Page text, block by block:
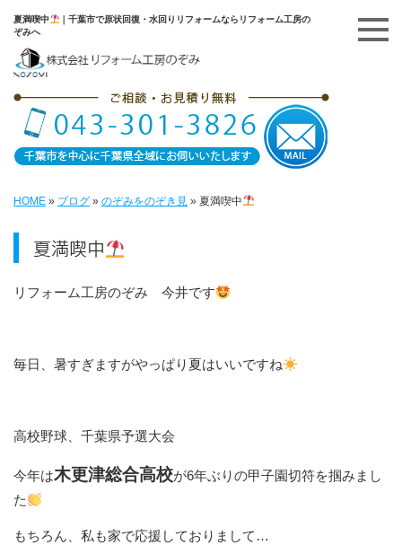
夏満喫中
｜千葉市で原状回復・水回りリフォームならリフォーム工房の
ぞみへ
HOME » ブログ » のぞみをのぞき見 » 夏満喫中
夏満喫中
リフォーム工房のぞみ 今井です
毎日、暑すぎますがやっぱり夏はいいですね
高校野球、千葉県予選大会
今年は木更津総合高校が6年ぶりの甲子園切符を掴みまし
た
もちろん、私も家で応援しておりまして…